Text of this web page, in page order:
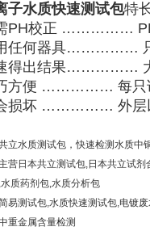
子水质快速测试包特
PH校正 ……………
任何器具…………… 只
得出结果…………… 大
方便 …………… 每只
损坏 …………… 外层
立水质测试包，快速检测水质中
营日本共立测试包,日本共立试
质药剂包,水质分析包
易测试包,水质快速测试包,电镀
重金属含量检测